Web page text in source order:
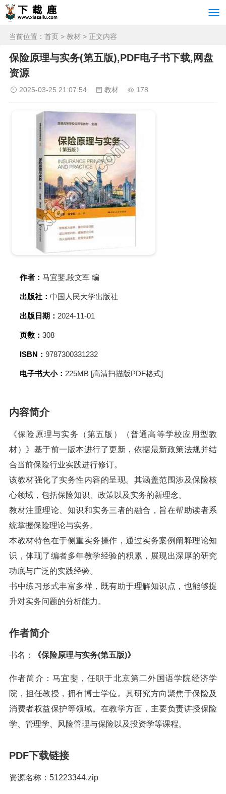
当前位置： 首页 > 教材 > 正文内容
保险原理与实务(第五版),PDF电子书下载,网盘
资源
2025-03-25 21:07:54 教材 178
作者： 马宜斐,段文军 编
出版社： 中国人民大学出版社
出版日期： 2024-11-01
页数： 308
ISBN： 9787300331232
电子书大小： 225MB [高清扫描版PDF格式]
内容简介
《保险原理与实务（第五版）（普通高等学校应用型教
材）》基于前一版本进行了更新，依据最新政策法规并结
合当前保险行业实践进行修订。
该教材强化了实务性内容的呈现。其涵盖范围涉及保险核
心领域，包括保险知识、政策以及实务的新理念。
教材注重理论、知识和实务三者的融合，旨在帮助读者系
统掌握保险理论与实务。
本教材特色在于侧重实务操作，通过实务案例阐释理论知
识，体现了编者多年教学经验的积累，展现出深厚的研究
功底与广泛的实践经验。
书中练习形式丰富多样，既有助于理解知识点，也能够提
升对实务问题的分析能力。
作者简介
书名： 《保险原理与实务(第五版)》
作者简介：马宜斐，任职于北京第二外国语学院经济学
院，担任教授，拥有博士学位。其研究方向聚焦于保险及
消费者权益保护等领域。在教学方面，主要负责讲授保险
学、管理学、风险管理与保险以及投资学等课程。
PDF下载链接
资源名称：51223344.zip